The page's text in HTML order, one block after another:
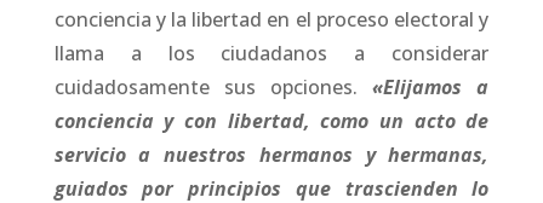
conciencia y la libertad en el proceso electoral y
llama a los ciudadanos a considerar
cuidadosamente sus opciones.«Elijamos a
conciencia y con libertad, como un acto de
servicio a nuestros hermanos y hermanas,
guiados por principios que trascienden lo